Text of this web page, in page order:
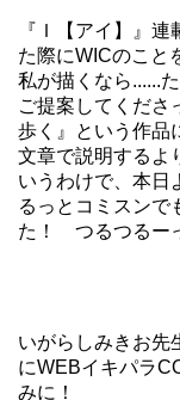
『Ｉ【アイ】』
た際にWICのこと
私が描くなら......
ご提案してくださ
歩く』という作品
文章で説明するよ
いうわけで、本日
るっとコミスンで
た！ つるつるー
いがらしみきお先
にWEBイキパラ
みに！